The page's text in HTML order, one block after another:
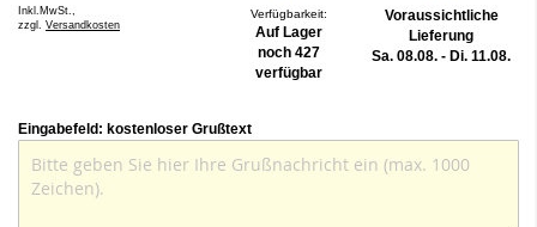
Inkl.MwSt.,
zzgl. Versandkosten
Verfügbarkeit:
Auf Lager
noch 427
verfügbar
Voraussichtliche
Lieferung
Sa. 08.08. - Di. 11.08.
Eingabefeld: kostenloser Grußtext